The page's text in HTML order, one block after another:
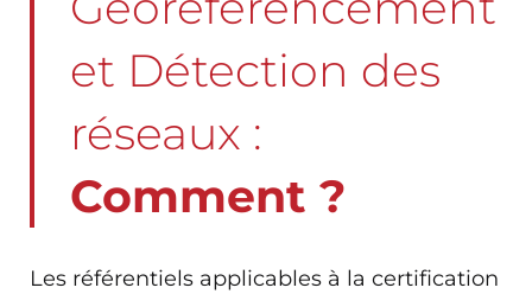
et Détection des
réseaux :
Comment ?
Les référentiels applicables à la certification